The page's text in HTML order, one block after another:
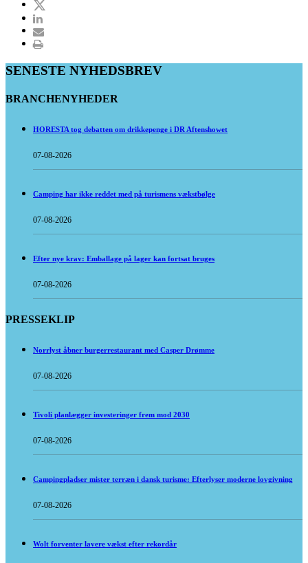
SENESTE NYHEDSBREV
BRANCHENYHEDER
HORESTA tog debatten om drikkepenge i DR Aftenshowet
07-08-2026
Camping har ikke reddet med på turismens vækstbølge
07-08-2026
Efter nye krav: Emballage på lager kan fortsat bruges
07-08-2026
PRESSEKLIP
Norrlyst åbner burgerrestaurant med Casper Drømme
07-08-2026
Tivoli planlægger investeringer frem mod 2030
07-08-2026
Campingpladser mister terræn i dansk turisme: Efterlyser moderne lovgivning
07-08-2026
Wolt forventer lavere vækst efter rekordår